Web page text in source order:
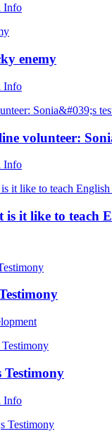
Info
enemy
Info
volunteer:
Info
it like to teach
Info